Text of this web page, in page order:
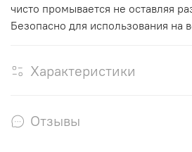
чисто промывается не оставляя
Безопасно для использования на
Характеристики
Отзывы